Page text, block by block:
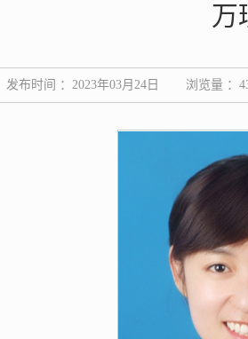
万
发布时间 ：2023年03月24日 浏览量 ：